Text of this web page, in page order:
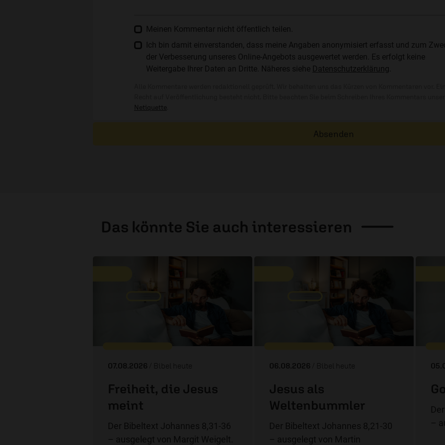
Meinen Kommentar nicht öffentlich teilen.
Ich bin damit einverstanden, dass meine Angaben anonymisiert erfasst und zum
der Verbesserung unseres Online-Angebots ausgewertet werden. Es erfolgt keine
Weitergabe Ihrer Daten an Dritte. Näheres siehe Datenschutzerklärung
Netiquette
Absenden
Das könnte Sie auch interessieren
07.08.2026 / Bibel heute
Freiheit, die Jesus
meint
Der Bibeltext Johannes 8,31-36
– ausgelegt von Margit Weigelt.
06.08.2026 / Bibel heute
Jesus als
Weltenbummler
Der Bibeltext Johannes 8,21-30
– ausgelegt von Martin
–